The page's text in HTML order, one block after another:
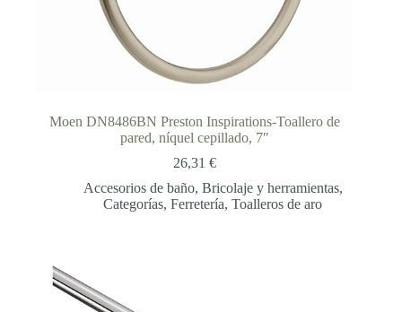
Moen DN8486BN Preston Inspirations-Toallero de
pared, níquel cepillado, 7″
26,31€
Accesorios de baño, Bricolaje y herramientas,
Categorías,Ferretería,Toalleros de aro